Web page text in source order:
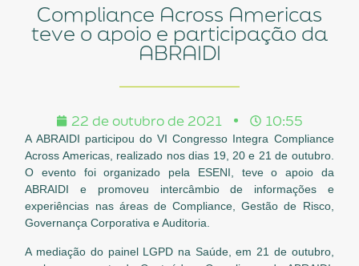
Compliance Across Americas
teve o apoio e participação da
ABRAIDI
22 de outubro de 2021 10:55
A ABRAIDI participou do VI Congresso Integra Compliance
Across Americas, realizado nos dias 19, 20 e 21 de outubro.
O evento foi organizado pela ESENI, teve o apoio da
ABRAIDI e promoveu intercâmbio de informações e
experiências nas áreas de Compliance, Gestão de Risco,
Governança Corporativa e Auditoria.
A mediação do painel LGPD na Saúde, em 21 de outubro,